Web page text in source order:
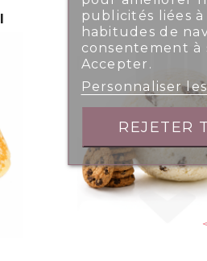
publicités liées
habitudes de
consentement
Accepter.
Personnaliser
REJETER